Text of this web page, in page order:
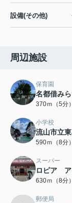
設備(その他)
周辺施設
保育園
名都借み
370ｍ（5分）
小学校
流山市立
590ｍ（8分）
スーパー
ロピア ア
630ｍ（8分）
郵便局